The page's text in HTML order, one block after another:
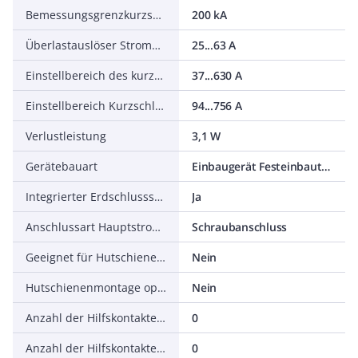
Bemessungsgrenzkurzschlussausschaltstrom Icu bei 400 V, 50 Hz
200 kA
Überlastauslöser Stromeinstellung
25...63 A
Einstellbereich des kurzzeitverzögerten Kurzschlussauslösers
37...630 A
Einstellbereich Kurzschlussauslöser
94...756 A
Verlustleistung
3,1 W
Gerätebauart
Einbaugerät Festeinbautechnik
Integrierter Erdschlussschutz
Ja
Anschlussart Hauptstromkreis
Schraubanschluss
Geeignet für Hutschienenmontage
Nein
Hutschienenmontage optional
Nein
Anzahl der Hilfskontakte als Öffner
0
Anzahl der Hilfskontakte als Schließer
0